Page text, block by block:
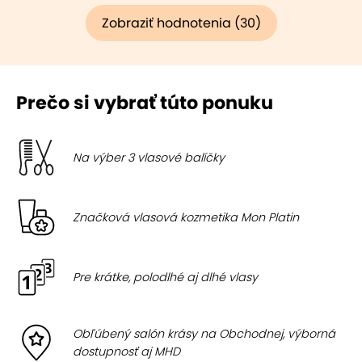
Zobraziť hodnotenia (30)
Prečo si vybrať túto ponuku
Na výber 3 vlasové balíčky
Značková vlasová kozmetika Mon Platin
Pre krátke, polodlhé aj dlhé vlasy
Obľúbený salón krásy na Obchodnej, výborná
dostupnosť aj MHD